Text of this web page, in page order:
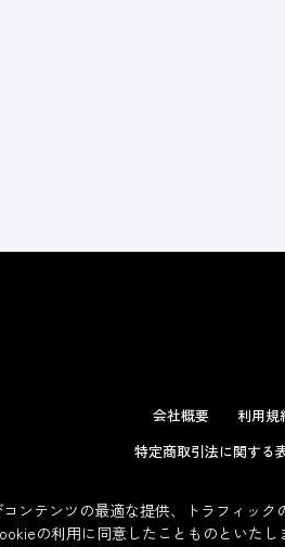
会社概要 利用規
特定商取引法に関する
ンテンツの最適な提供、トラフィック
の利用に同意したことものといたし